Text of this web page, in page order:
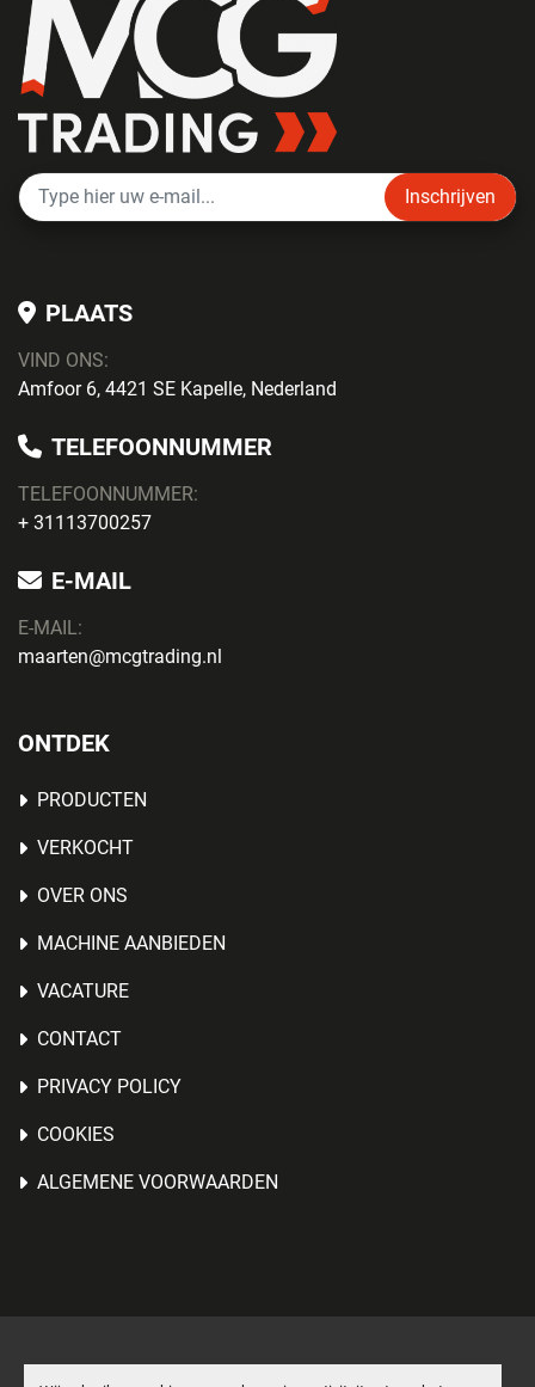
Inschrijven
PLAATS
VIND ONS:
Amfoor 6, 4421 SE Kapelle, Nederland
TELEFOONNUMMER
TELEFOONNUMMER:
+ 31113700257
E-MAIL
E-MAIL:
maarten@mcgtrading.nl
ONTDEK
PRODUCTEN
VERKOCHT
OVER ONS
MACHINE AANBIEDEN
VACATURE
CONTACT
PRIVACY POLICY
COOKIES
ALGEMENE VOORWAARDEN